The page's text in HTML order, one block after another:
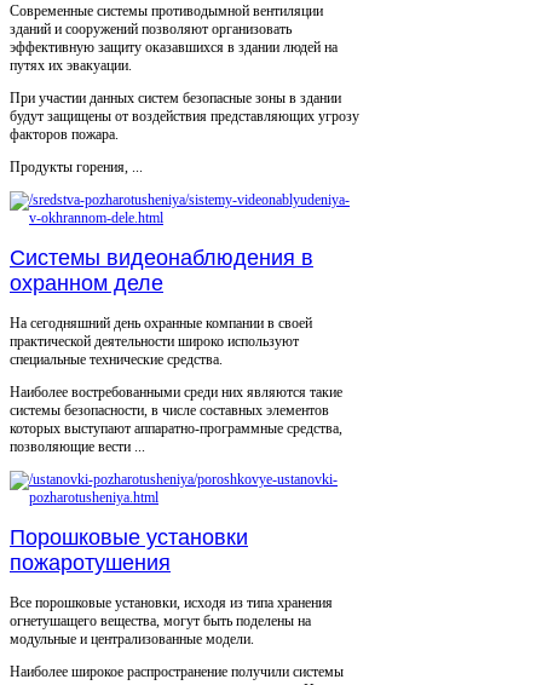
Современные системы противодымной вентиляции
зданий и сооружений позволяют организовать
эффективную защиту оказавшихся в здании людей на
путях их эвакуации.
При участии данных систем безопасные зоны в здании
будут защищены от воздействия представляющих угрозу
факторов пожара.
Продукты горения, ...
Системы видеонаблюдения в
охранном деле
На сегодняшний день охранные компании в своей
практической деятельности широко используют
специальные технические средства.
Наиболее востребованными среди них являются такие
системы безопасности, в числе составных элементов
которых выступают аппаратно-программные средства,
позволяющие вести ...
Порошковые установки
пожаротушения
Все порошковые установки, исходя из типа хранения
огнетушащего вещества, могут быть поделены на
модульные и централизованные модели.
Наиболее широкое распространение получили системы